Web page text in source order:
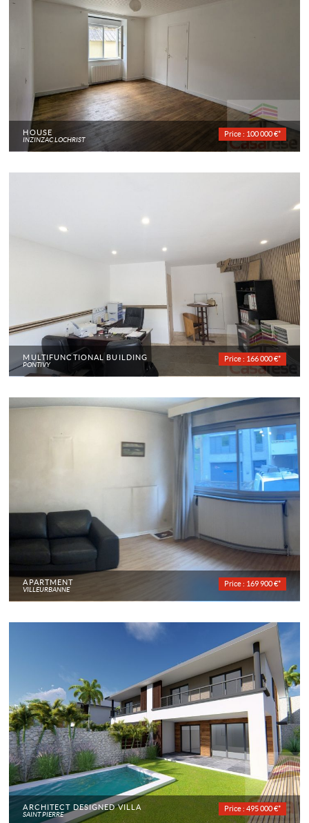
HOUSE
INZINZAC LOCHRIST
Price : 100 000 €*
MULTIFUNCTIONAL BUILDING
PONTIVY
Price : 166 000 €*
APARTMENT
VILLEURBANNE
Price : 169 900 €*
ARCHITECT DESIGNED VILLA
SAINT PIERRE
Price : 495 000 €*